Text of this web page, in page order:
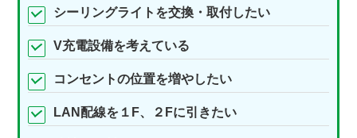
シーリングライトを交換・取付したい
V充電設備を考えている
コンセントの位置を増やしたい
LAN配線を１F、２Fに引きたい